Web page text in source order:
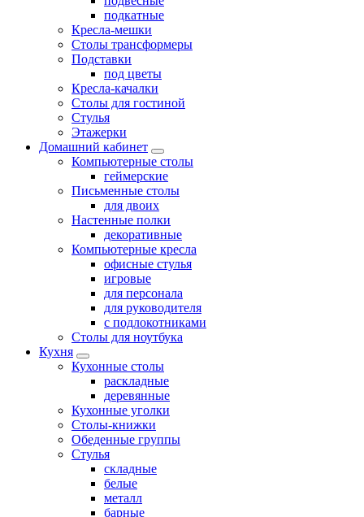
подкатные
Кресла-мешки
Столы трансформеры
Подставки
под цветы
Кресла-качалки
Столы для гостиной
Стулья
Этажерки
Домашний кабинет
Компьютерные столы
геймерские
Письменные столы
для двоих
Настенные полки
декоративные
Компьютерные кресла
офисные стулья
игровые
для персонала
для руководителя
с подлокотниками
Столы для ноутбука
Кухня
Кухонные столы
раскладные
деревянные
Кухонные уголки
Столы-книжки
Обеденные группы
Стулья
складные
белые
металл
барные